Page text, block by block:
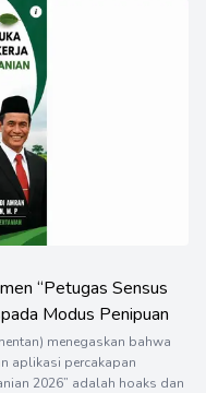
“Petugas Sensus
Modus Penipuan
menegaskan bahwa
aplikasi percakapan
2026” adalah hoaks dan